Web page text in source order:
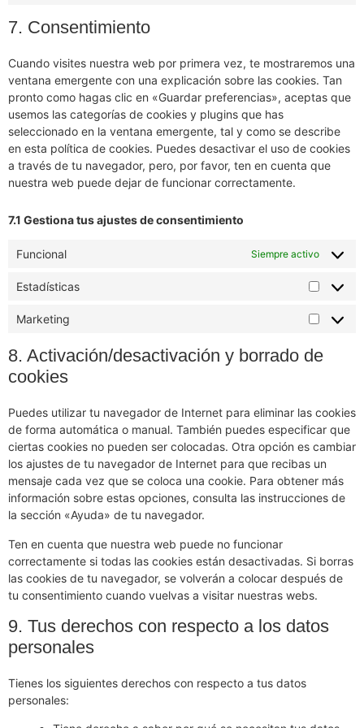
7. Consentimiento
Cuando visites nuestra web por primera vez, te mostraremos una
ventana emergente con una explicación sobre las cookies. Tan
pronto como hagas clic en «Guardar preferencias», aceptas que
usemos las categorías de cookies y plugins que has
seleccionado en la ventana emergente, tal y como se describe
en esta política de cookies. Puedes desactivar el uso de cookies
a través de tu navegador, pero, por favor, ten en cuenta que
nuestra web puede dejar de funcionar correctamente.
7.1 Gestiona tus ajustes de consentimiento
Funcional Siempre activo
Estadísticas
Marketing
8. Activación/desactivación y borrado de
cookies
Puedes utilizar tu navegador de Internet para eliminar las cookies
de forma automática o manual. También puedes especificar que
ciertas cookies no pueden ser colocadas. Otra opción es cambiar
los ajustes de tu navegador de Internet para que recibas un
mensaje cada vez que se coloca una cookie. Para obtener más
información sobre estas opciones, consulta las instrucciones de
la sección «Ayuda» de tu navegador.
Ten en cuenta que nuestra web puede no funcionar
correctamente si todas las cookies están desactivadas. Si borras
las cookies de tu navegador, se volverán a colocar después de
tu consentimiento cuando vuelvas a visitar nuestras webs.
9. Tus derechos con respecto a los datos
personales
Tienes los siguientes derechos con respecto a tus datos
personales: